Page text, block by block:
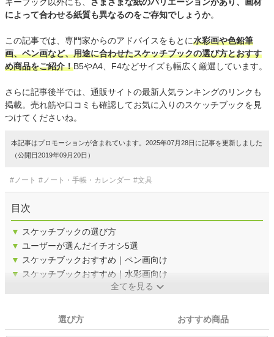
によって合わせる紙質も異なるのをご存知でしょうか。
この記事では、専門家からのアドバイスをもとに水彩画や色鉛筆
画、ペン画など、用途に合わせたスケッチブックの選び方とおすす
め商品をご紹介！B5やA4、F4などサイズも幅広く厳選しています。
さらに記事後半では、通販サイトの最新人気ランキングのリンクも
掲載。売れ筋や口コミも確認してお気に入りのスケッチブックを見
つけてくださいね。
本記事はプロモーションが含まれています。2025年07月28日に記事を更新しました
（公開日2019年09月20日）
#ノート #ノート・手帳・カレンダー #文具
目次
▼ スケッチブックの選び方
▼ ユーザーが選んだイチオシ5選
▼ スケッチブックおすすめ｜ペン画向け
▼ スケッチブックおすすめ｜水彩画向け
全てを見る
選び方 おすすめ商品